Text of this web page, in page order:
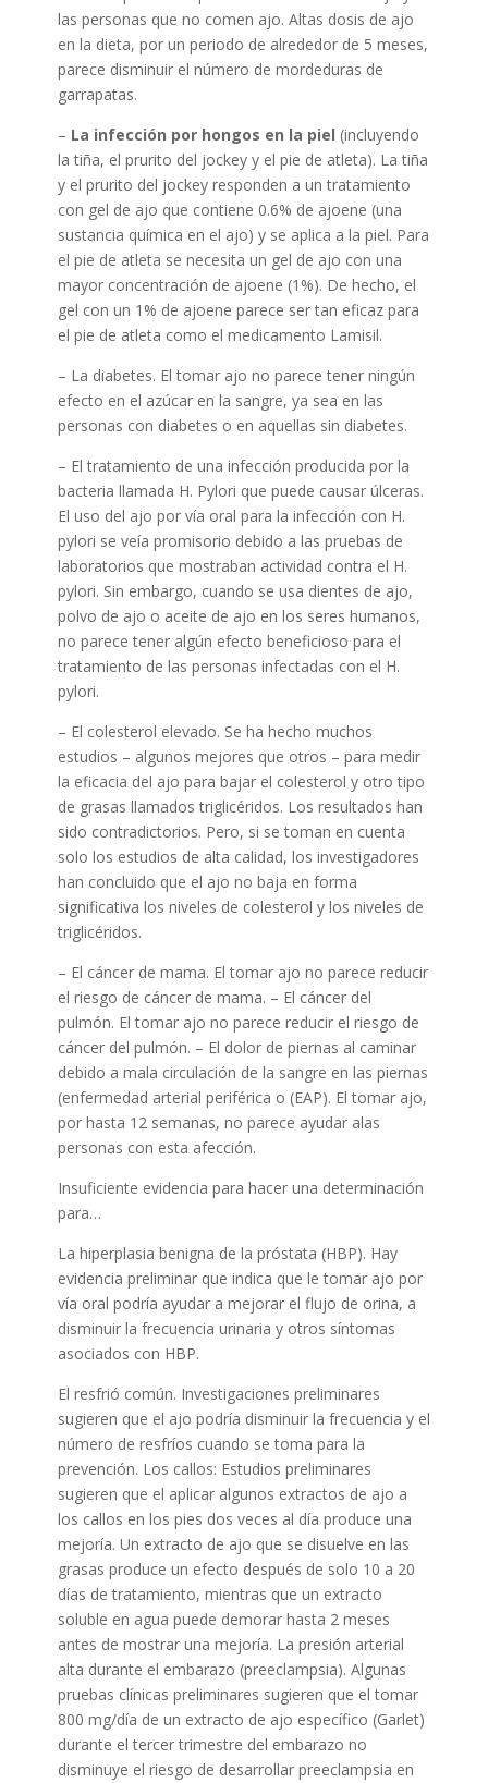
las personas que no comen ajo. Altas dosis de ajo
en la dieta, por un periodo de alrededor de 5 meses,
parece disminuir el número de mordeduras de
garrapatas.
– La infección por hongos en la piel (incluyendo
la tiña, el prurito del jockey y el pie de atleta). La tiña
y el prurito del jockey responden a un tratamiento
con gel de ajo que contiene 0.6% de ajoene (una
sustancia química en el ajo) y se aplica a la piel. Para
el pie de atleta se necesita un gel de ajo con una
mayor concentración de ajoene (1%). De hecho, el
gel con un 1% de ajoene parece ser tan eficaz para
el pie de atleta como el medicamento Lamisil.
– La diabetes. El tomar ajo no parece tener ningún
efecto en el azúcar en la sangre, ya sea en las
personas con diabetes o en aquellas sin diabetes.
– El tratamiento de una infección producida por la
bacteria llamada H. Pylori que puede causar úlceras.
El uso del ajo por vía oral para la infección con H.
pylori se veía promisorio debido a las pruebas de
laboratorios que mostraban actividad contra el H.
pylori. Sin embargo, cuando se usa dientes de ajo,
polvo de ajo o aceite de ajo en los seres humanos,
no parece tener algún efecto beneficioso para el
tratamiento de las personas infectadas con el H.
pylori.
– El colesterol elevado. Se ha hecho muchos
estudios – algunos mejores que otros – para medir
la eficacia del ajo para bajar el colesterol y otro tipo
de grasas llamados triglicéridos. Los resultados han
sido contradictorios. Pero, si se toman en cuenta
solo los estudios de alta calidad, los investigadores
han concluido que el ajo no baja en forma
significativa los niveles de colesterol y los niveles de
triglicéridos.
– El cáncer de mama. El tomar ajo no parece reducir
el riesgo de cáncer de mama. – El cáncer del
pulmón. El tomar ajo no parece reducir el riesgo de
cáncer del pulmón. – El dolor de piernas al caminar
debido a mala circulación de la sangre en las piernas
(enfermedad arterial periférica o (EAP). El tomar ajo,
por hasta 12 semanas, no parece ayudar alas
personas con esta afección.
Insuficiente evidencia para hacer una determinación
para…
La hiperplasia benigna de la próstata (HBP). Hay
evidencia preliminar que indica que le tomar ajo por
vía oral podría ayudar a mejorar el flujo de orina, a
disminuir la frecuencia urinaria y otros síntomas
asociados con HBP.
El resfrió común. Investigaciones preliminares
sugieren que el ajo podría disminuir la frecuencia y el
número de resfríos cuando se toma para la
prevención. Los callos: Estudios preliminares
sugieren que el aplicar algunos extractos de ajo a
los callos en los pies dos veces al día produce una
mejoría. Un extracto de ajo que se disuelve en las
grasas produce un efecto después de solo 10 a 20
días de tratamiento, mientras que un extracto
soluble en agua puede demorar hasta 2 meses
antes de mostrar una mejoría. La presión arterial
alta durante el embarazo (preeclampsia). Algunas
pruebas clínicas preliminares sugieren que el tomar
800 mg/día de un extracto de ajo específico (Garlet)
durante el tercer trimestre del embarazo no
disminuye el riesgo de desarrollar preeclampsia en